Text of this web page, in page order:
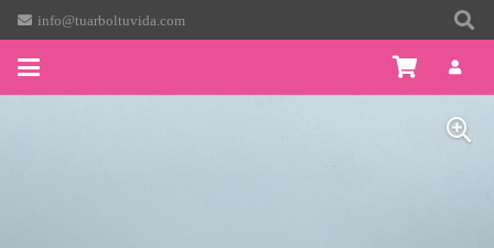
info@tuarboltuvida.com